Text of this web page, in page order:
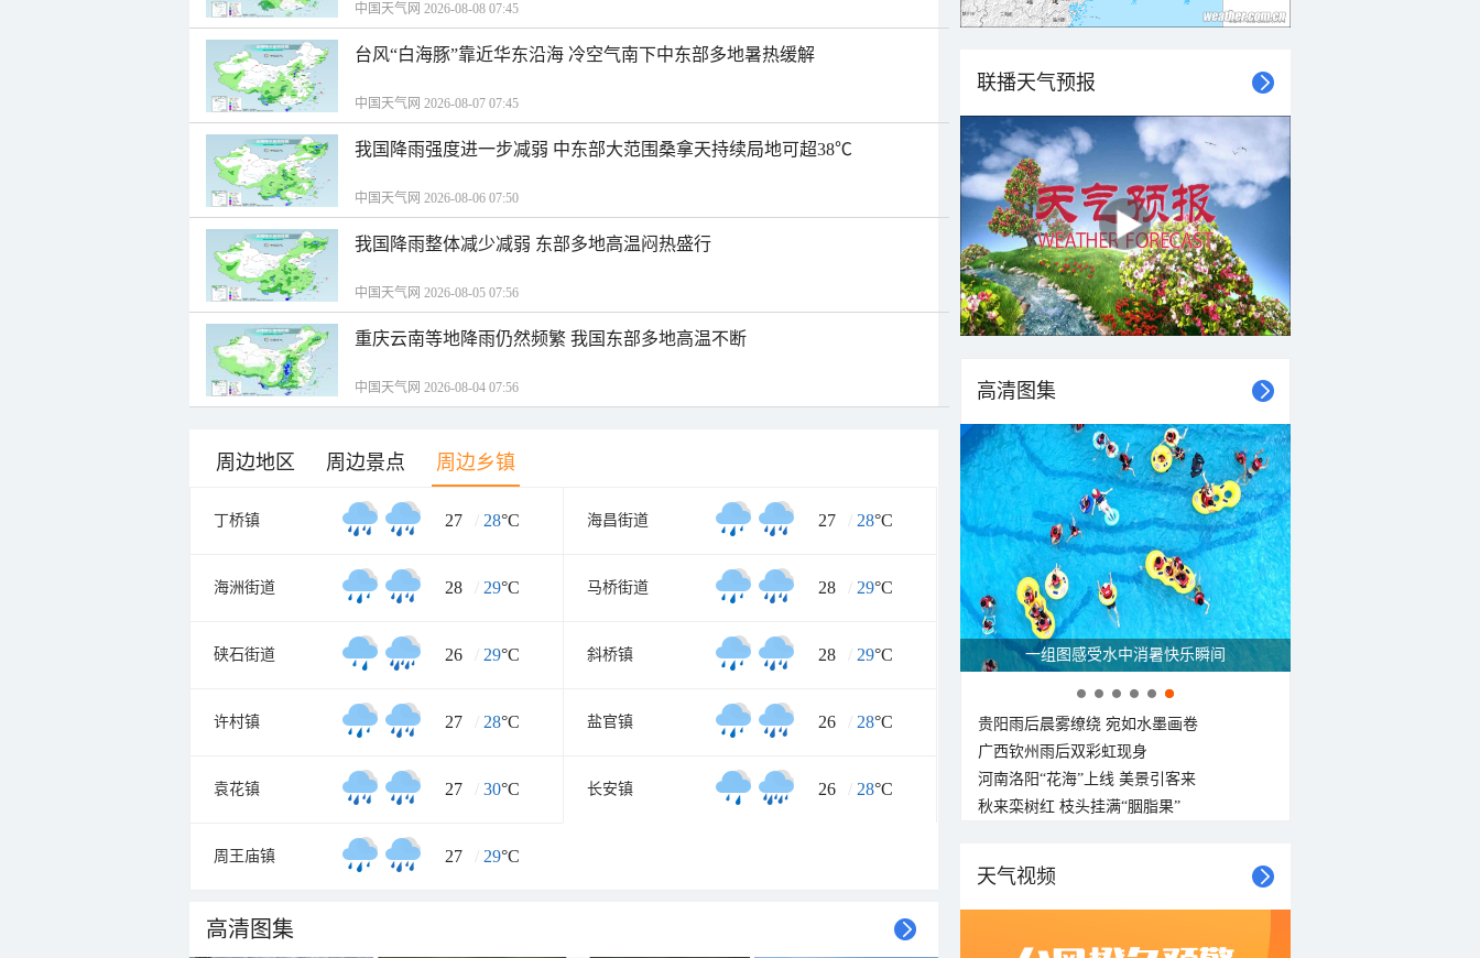
中国天气网 2026-08-08 07:45
台风“白海豚”靠近华东沿海 冷空气南下中东部多地暑热缓解
中国天气网 2026-08-07 07:45
我国降雨强度进一步减弱 中东部大范围桑拿天持续局地可超38℃
中国天气网 2026-08-06 07:50
我国降雨整体减少减弱 东部多地高温闷热盛行
中国天气网 2026-08-05 07:56
重庆云南等地降雨仍然频繁 我国东部多地高温不断
中国天气网 2026-08-04 07:56
周边地区 周边景点 周边乡镇
丁桥镇 27 / 28°C 海昌街道 27 / 28°C
海洲街道 28 / 29°C 马桥街道 28 / 29°C
硖石街道 26 / 29°C 斜桥镇 28 / 29°C
许村镇 27 / 28°C 盐官镇 26 / 28°C
袁花镇 27 / 30°C 长安镇 26 / 28°C
周王庙镇 27 / 29°C
高清图集
联播天气预报
高清图集
一组图感受水中消暑快乐瞬间
贵阳雨后晨雾缭绕 宛如水墨画卷
广西钦州雨后双彩虹现身
河南洛阳“花海”上线 美景引客来
秋来栾树红 枝头挂满“胭脂果”
天气视频